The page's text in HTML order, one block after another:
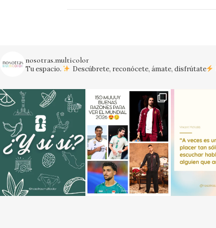
nosotras.multicolor
Tu espacio. Descúbrete, reconócete, ámate, disfrútate
¡Vamos México!
#mexico #mundial20